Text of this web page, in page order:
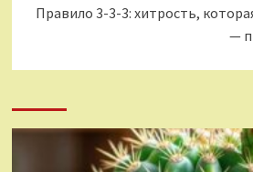
Правило 3-3-3: хитрость,
—